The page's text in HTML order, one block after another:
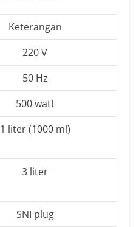
Keterangan
220 V
50 Hz
500 watt
1 liter (1000 ml)
3 liter
SNI plug